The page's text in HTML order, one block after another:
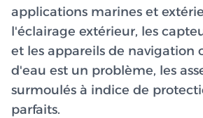
applications marines et
l'éclairage extérieur, les
et les appareils de navigation
d'eau est un problème, les
surmoulés à indice de
parfaits.